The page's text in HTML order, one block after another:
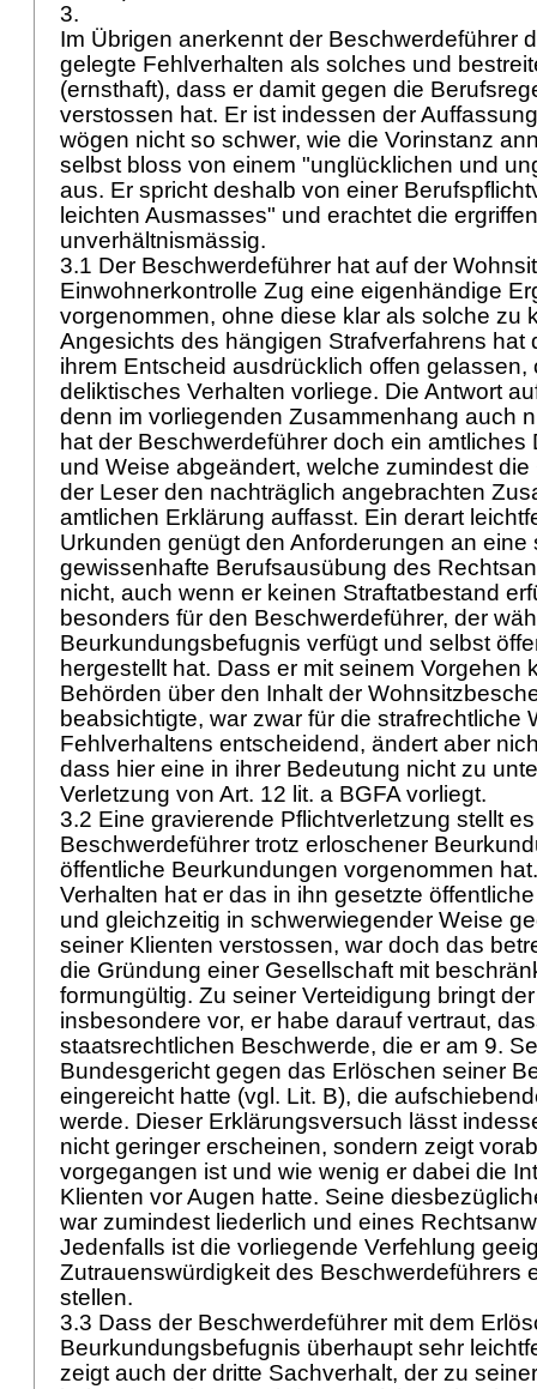
3.
Im Übrigen anerkennt der Beschwerdeführer
gelegte Fehlverhalten als solches und
(ernsthaft), dass er damit gegen die
verstossen hat. Er ist indessen der
wögen nicht so schwer, wie die Vorinstanz
selbst bloss von einem "unglücklichen und
aus. Er spricht deshalb von einer
leichten Ausmasses" und erachtet die
unverhältnismässig.
3.1 Der Beschwerdeführer hat auf der
Einwohnerkontrolle Zug eine eigenhändige
vorgenommen, ohne diese klar als solche zu
Angesichts des hängigen Strafverfahrens hat
ihrem Entscheid ausdrücklich offen gelassen,
deliktisches Verhalten vorliege. Die Antwort
denn im vorliegenden Zusammenhang auch
hat der Beschwerdeführer doch ein amtliches
und Weise abgeändert, welche zumindest
der Leser den nachträglich angebrachten
amtlichen Erklärung auffasst. Ein derart
Urkunden genügt den Anforderungen an eine
gewissenhafte Berufsausübung des
nicht, auch wenn er keinen Straftatbestand
besonders für den Beschwerdeführer, der
Beurkundungsbefugnis verfügt und selbst
hergestellt hat. Dass er mit seinem Vorgehen
Behörden über den Inhalt der
beabsichtigte, war zwar für die strafrechtliche
Fehlverhaltens entscheidend, ändert aber
dass hier eine in ihrer Bedeutung nicht zu
Verletzung von Art. 12 lit. a BGFA vorliegt.
3.2 Eine gravierende Pflichtverletzung stellt
Beschwerdeführer trotz erloschener
öffentliche Beurkundungen vorgenommen
Verhalten hat er das in ihn gesetzte
und gleichzeitig in schwerwiegender Weise
seiner Klienten verstossen, war doch das
die Gründung einer Gesellschaft mit
formungültig. Zu seiner Verteidigung bringt
insbesondere vor, er habe darauf vertraut,
staatsrechtlichen Beschwerde, die er am 9.
Bundesgericht gegen das Erlöschen seiner
eingereicht hatte (vgl. Lit. B), die
werde. Dieser Erklärungsversuch lässt
nicht geringer erscheinen, sondern zeigt
vorgegangen ist und wie wenig er dabei die
Klienten vor Augen hatte. Seine
war zumindest liederlich und eines
Jedenfalls ist die vorliegende Verfehlung
Zutrauenswürdigkeit des Beschwerdeführers
stellen.
3.3 Dass der Beschwerdeführer mit dem
Beurkundungsbefugnis überhaupt sehr
zeigt auch der dritte Sachverhalt, der zu